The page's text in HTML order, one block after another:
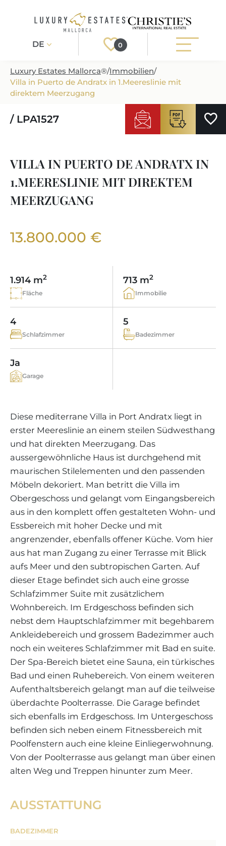
DE 0
Registrieren Login
IMMOBILIEN
BAUPROJEKTE
NEUBAUVILLEN
LUXUSIMMOBILIEN
UNSER SERVICE
IMMOBILIEN SCOUT
STEUERN UND KAUFNEBENKOSTEN
FAQ
IHR LUXUSMAKLER AUF MALLORCA
IMMOBILIENMAKLER IN PORTALS
KUNDENSTIMMEN
BLOG
KONTAKT
REGIONEN
REGION ANDRATX
REGION PORTALS
MALLORCA KULINARISCH
SHOPPING AUF MALLORCA
FREIZEITAKTIVITÄTEN AUF MALLORCA
SCHULEN AUF MALLORCA
MAGAZIN
KONTAKT
Luxury Estates Mallorca®/Immobilien/
Villa in Puerto de Andratx in 1.Meereslinie mit
direktem Meerzugang
/ LPA1527
VILLA IN PUERTO DE ANDRATX IN
1.MEERESLINIE MIT DIREKTEM
MEERZUGANG
13.800.000 €
1.914 m2
Fläche
713 m2
Immobilie
4
Schlafzimmer
5
Badezimmer
Ja
Garage
Diese mediterrane Villa in Port Andratx liegt in
erster Meereslinie an einem steilen Südwesthang
und hat direkten Meerzugang. Das
aussergewöhnliche Haus ist durchgehend mit
maurischen Stilelementen und den passenden
Möbeln dekoriert. Man betritt die Villa im
Obergeschoss und gelangt vom Eingangsbereich
aus in den komplett offen gestalteten Wohn- und
Essbereich mit hoher Decke und mit
angrenzender, ebenfalls offener Küche. Vom hier
aus hat man Zugang zu einer Terrasse mit Blick
aufs Meer und den subtropischen Garten. Auf
dieser Etage befindet sich auch eine grosse
Schlafzimmer Suite mit zusätzlichem
Wohnbereich. Im Erdgeschoss befinden sich
nebst dem Hauptschlafzimmer mit begehbarem
Ankleidebereich und grossem Badezimmer auch
noch ein weiteres Schlafzimmer mit Bad en suite.
Der Spa-Bereich bietet eine Sauna, ein türkisches
Bad und einen Ruhebereich. Von einem weiteren
Aufenthaltsbereich gelangt man auf die teilweise
überdachte Poolterrasse. Die Garage befindet
sich ebenfalls im Erdgeschoss. Im Untergeschoss
befinden sich neben einem Fitnessbereich mit
Poolfenstern auch eine kleine Einliegerwohnung.
Von der Poolterrasse aus gelangt man über einen
alten Weg und Treppen hinunter zum Meer.
AUSSTATTUNG
BADEZIMMER